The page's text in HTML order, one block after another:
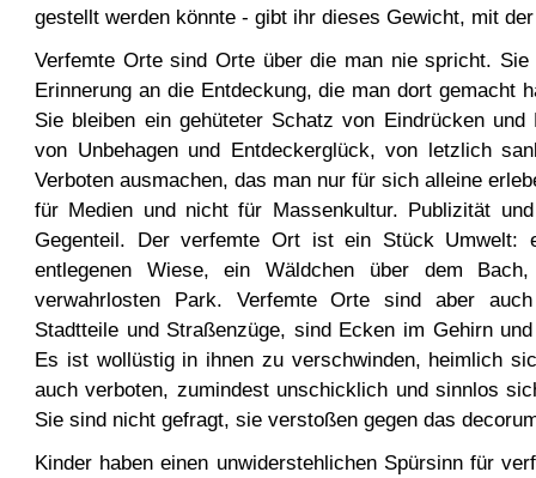
gestellt werden könnte - gibt ihr dieses Gewicht, mit
Verfemte Orte sind Orte über die man nie spricht.
Erinnerung an die Entdeckung, die man dort gemacht
Sie bleiben ein gehüteter Schatz von Eindrücken und
von Unbehagen und Entdeckerglück, von letzlich
Verboten ausmachen, das man nur für sich alleine
für Medien und nicht für Massenkultur. Publizität
Gegenteil. Der verfemte Ort ist ein Stück Umwelt:
entlegenen Wiese, ein Wäldchen über dem
verwahrlosten Park. Verfemte Orte sind aber
Stadtteile und Straßenzüge, sind Ecken im Gehirn
Es ist wollüstig in ihnen zu verschwinden, heimlich
auch verboten, zumindest unschicklich und sinnlos
Sie sind nicht gefragt, sie verstoßen gegen das
Kinder haben einen unwiderstehlichen Spürsinn für